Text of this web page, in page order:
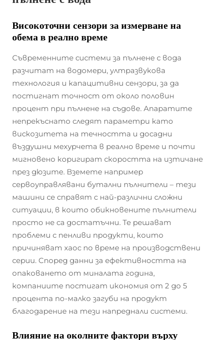
Високоточни сензори за измерване на
обема в реално време
Съвременните системи за пълнене с вода
разчитат на водомери, ултразвукова
технология и капацитивни сензори, за да
постигнат точност от около половин
процент при пълнене на съдове. Апаратите
непрекъснато следят параметри като
вискозитета на течността и досадни
въздушни мехурчета в реално време и почти
мигновено коригират скоростта на изтичане
през дюзите. Вземете например
сервоуправлявани бутални пълнители – тези
машини се справят с най-различни сложни
ситуации, в които обикновените пълнители
просто не са достатъчни. Те решават
проблеми с пенливи продукти, които
причиняват хаос по време на производствени
серии. Според данни за ефективността на
опаковането от миналата година,
компаниите постигат икономия от 2 до 5
процента по-малко загуби на продукт
благодарение на тези напреднали системи.
Влияние на околните фактори върху